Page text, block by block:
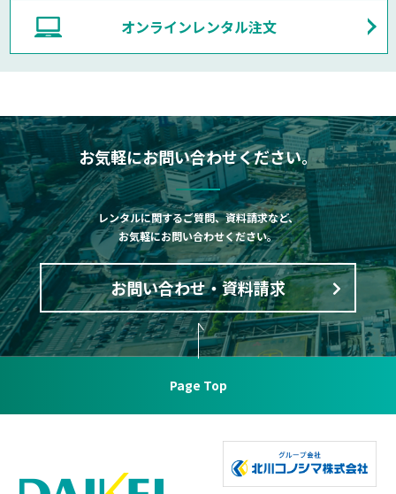
オンラインレンタル注文
お気軽にお問い合わせください。
レンタルに関するご質問、資料請求など、
お気軽にお問い合わせください。
お問い合わせ・資料請求
Page Top